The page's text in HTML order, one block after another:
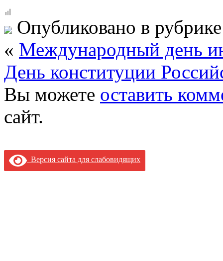
Опубликовано в
« Международный день
День конституции
Вы можете оставить
сайт.
Версия сайта для слабовидящих